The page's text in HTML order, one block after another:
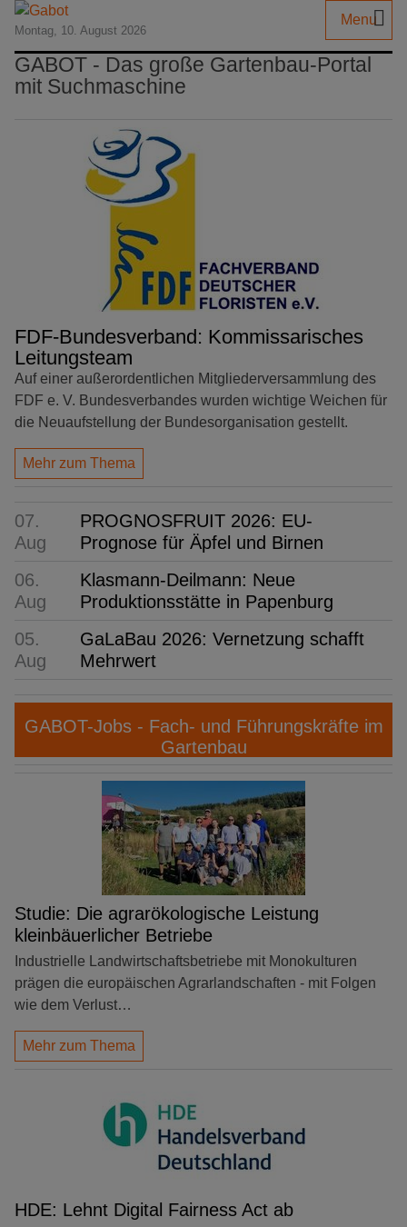
Montag, 10. August 2026
Menu
GABOT - Das große Gartenbau-Portal
mit Suchmaschine
FDF-Bundesverband: Kommissarisches
Leitungsteam
Auf einer außerordentlichen Mitgliederversammlung des
FDF e. V. Bundesverbandes wurden wichtige Weichen für
die Neuaufstellung der Bundesorganisation gestellt.
Mehr zum Thema
07.
Aug
PROGNOSFRUIT 2026: EU-
Prognose für Äpfel und Birnen
06.
Aug
Klasmann-Deilmann: Neue
Produktionsstätte in Papenburg
05.
Aug
GaLaBau 2026: Vernetzung schafft
Mehrwert
GABOT-Jobs - Fach- und Führungskräfte im
Gartenbau
Studie: Die agrarökologische Leistung
kleinbäuerlicher Betriebe
Industrielle Landwirtschaftsbetriebe mit Monokulturen
prägen die europäischen Agrarlandschaften - mit Folgen
wie dem Verlust…
Mehr zum Thema
HDE: Lehnt Digital Fairness Act ab